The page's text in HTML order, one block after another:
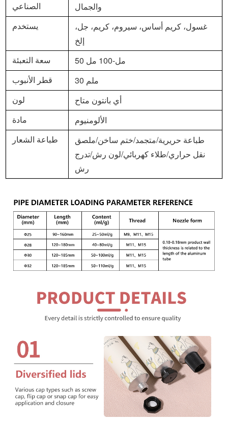
الصناعي
والجمال
يستخدم
غسول، كريم أساس، سيروم، كريم، جل،
إلخ
سعة التعبئة 50 مل-100 مل
قطر الأنبوب 30 ملم
لون أي بانتون متاح
مادة الألومنيوم
طباعة الشعار
طباعة حريرية/متجمد/ختم ساخن/ملصق
نقل حراري/طلاء كهربائي/لون رش/تدرج
رش